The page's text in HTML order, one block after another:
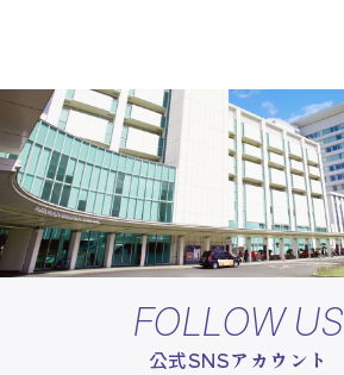
FOLLOW US
公式SNSアカウント